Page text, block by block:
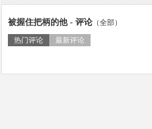
被握住把柄的他 - 评论 （全部）
热门评论 最新评论